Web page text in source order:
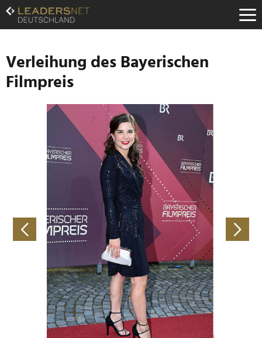
Zum
Inhalt
Zur
Navigation
Zur
Hauptnavigation
Verleihung des Bayerischen
Filmpreis